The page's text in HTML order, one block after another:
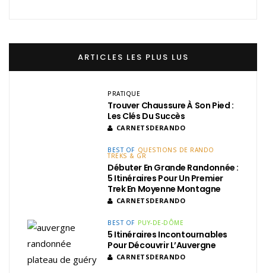
ARTICLES LES PLUS LUS
PRATIQUE
Trouver Chaussure À Son Pied :
Les Clés Du Succès
CARNETSDERANDO
BEST OF QUESTIONS DE RANDO
TREKS & GR
Débuter En Grande Randonnée :
5 Itinéraires Pour Un Premier
Trek En Moyenne Montagne
CARNETSDERANDO
BEST OF PUY-DE-DÔME
5 Itinéraires Incontournables
Pour Découvrir L’Auvergne
CARNETSDERANDO